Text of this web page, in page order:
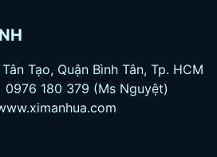
Tạo, Quận Bình Tân, Tp. HCM
180 379 (Ms Nguyệt)